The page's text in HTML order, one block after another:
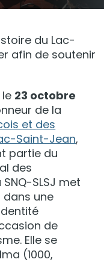
du Lac-
afin de soutenir
23 octobre
de la
et des
Saint-Jean,
partie du
des
SLSJ met
une
de
Elle se
(1000,